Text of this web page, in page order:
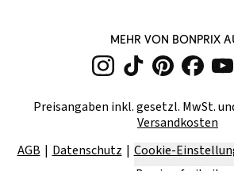
MEHR VON BONPRIX
Preisangaben inkl. gesetzl. MwSt.
Versandkosten
AGB
Datenschutz Cookie-